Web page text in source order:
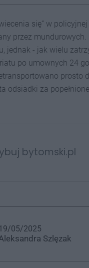
się” w
przez
jednak - jak wielu
po umownych 24
prosto
odsiadki za
bytomski.pl
05/2025
Szlęzak